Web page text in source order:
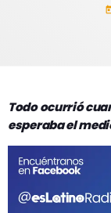
ESLATINO
GEEKERS
MÚSICA
INICIO
RADIO
CONTACTO
Todo ocurrió
esperaba el